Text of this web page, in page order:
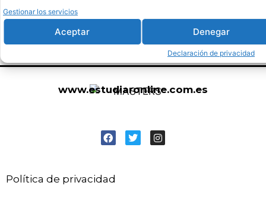
Gestionar los servicios
Aceptar Denegar
Declaración de privacidad
www.estudiaronline.com.es
Política de privacidad